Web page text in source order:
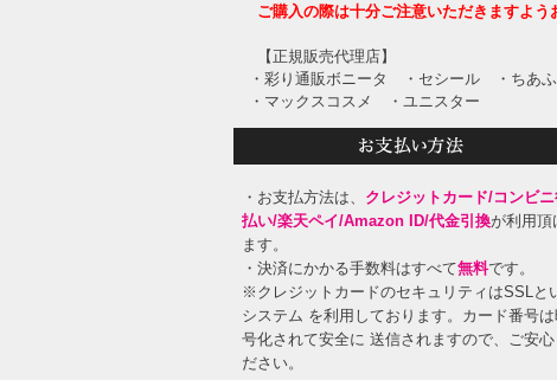
ご購入の際は十分ご注意いただきますよう
【正規販売代理店】
・彩り通販ボニータ
・セシール ・ちあ
・マックスコスメ
・ユニスター
・お支払方法は、 クレジットカード/コンビ
払い/楽天ペイ/Amazon ID/代金引換が利用頂
ます。
・決済にかかる手数料はすべて無料です。
※クレジットカードのセキュリティはSSLと
システム を利用しております。カード番号
号化されて安全に 送信されますので、ご安心
ださい。